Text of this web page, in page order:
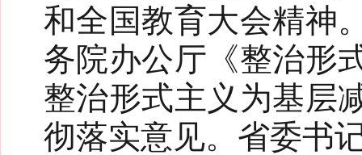
和全国教育大会精神
务院办公厅《整治形
整治形式主义为基层
彻落实意见。省委书